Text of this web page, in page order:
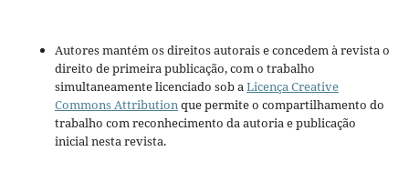
Autores mantém os direitos autorais e concedem à revista o
direito de primeira publicação, com o trabalho
simultaneamente licenciado sob aLicença Creative
Commons Attributionque permite o compartilhamento do
trabalho com reconhecimento da autoria e publicação
inicial nesta revista.